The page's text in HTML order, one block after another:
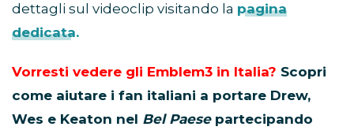
dettagli sul videoclip visitando la pagina
dedicata.
Vorresti vedere gli Emblem3 in Italia? Scopri
come aiutare i fan italiani a portare Drew,
Wes e Keaton nel Bel Paesepartecipando